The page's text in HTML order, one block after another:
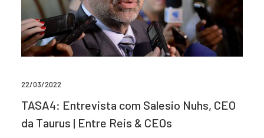
22/03/2022
TASA4: Entrevista com Salesio Nuhs, CEO
da Taurus | Entre Reis & CEOs